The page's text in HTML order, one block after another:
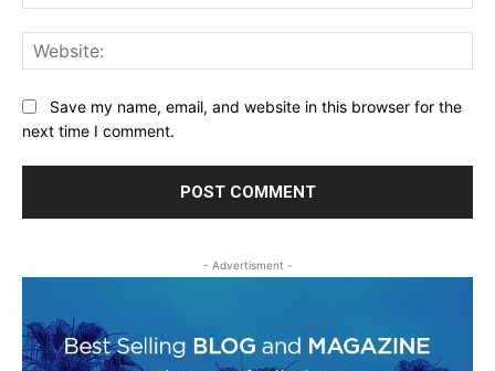
Save my name, email, and website in this browser for the
next time I comment.
- Advertisment -